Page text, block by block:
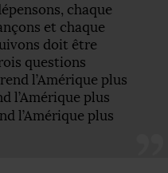
chaque
et chaque
doit être
questions
l’Amérique plus
l’Amérique plus
l’Amérique plus